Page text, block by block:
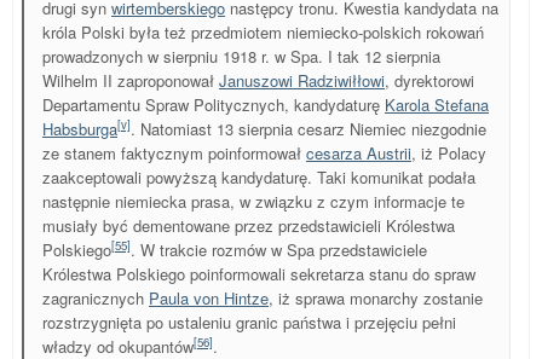
drugi syn wirtemberskiego następcy tronu. Kwestia kandydata na
króla Polski była też przedmiotem niemiecko-polskich rokowań
prowadzonych w sierpniu 1918 r. w Spa. I tak 12 sierpnia
Wilhelm II zaproponował Januszowi Radziwiłłowi, dyrektorowi
Departamentu Spraw Politycznych, kandydaturę Karola Stefana
Habsburga[v]. Natomiast 13 sierpnia cesarz Niemiec niezgodnie
ze stanem faktycznym poinformował cesarza Austrii, iż Polacy
zaakceptowali powyższą kandydaturę. Taki komunikat podała
następnie niemiecka prasa, w związku z czym informacje te
musiały być dementowane przez przedstawicieli Królestwa
Polskiego[55]. W trakcie rozmów w Spa przedstawiciele
Królestwa Polskiego poinformowali sekretarza stanu do spraw
zagranicznych Paula von Hintze, iż sprawa monarchy zostanie
rozstrzygnięta po ustaleniu granic państwa i przejęciu pełni
władzy od okupantów[56].